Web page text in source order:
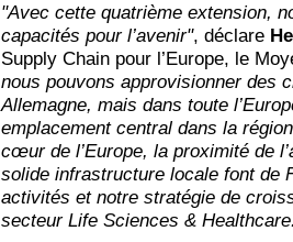
"Avec cette quatrième extension,
capacités pour l’avenir", déclare
Supply Chain pour l’Europe, le
nous pouvons approvisionner des
Allemagne, mais dans toute
emplacement central dans la
cœur de l’Europe, la proximité de
solide infrastructure locale font de
activités et notre stratégie de
secteur Life Sciences &